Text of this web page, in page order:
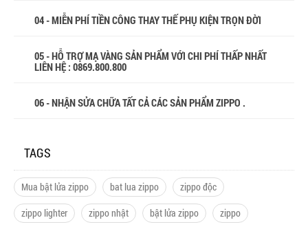
04 - MIỄN PHÍ TIỀN CÔNG THAY THẾ PHỤ KIỆN TRỌN ĐỜI
05 - HỖ TRỢ MẠ VÀNG SẢN PHẨM VỚI CHI PHÍ THẤP NHẤT
LIÊN HỆ : 0869.800.800
06 - NHẬN SỬA CHỮA TẤT CẢ CÁC SẢN PHẨM ZIPPO .
TAGS
Mua bật lửa zippo bat lua zippo
zippo độc
zippo lighter
zippo nhật bật lửa zippo zippo